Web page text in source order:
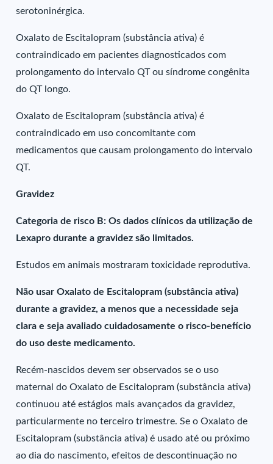
serotoninérgica.
Oxalato de Escitalopram (substância ativa) é
contraindicado em pacientes diagnosticados com
prolongamento do intervalo QT ou síndrome congênita
do QT longo.
Oxalato de Escitalopram (substância ativa) é
contraindicado em uso concomitante com
medicamentos que causam prolongamento do intervalo
QT.
Gravidez
Categoria de risco B: Os dados clínicos da utilização de
Lexapro durante a gravidez são limitados.
Estudos em animais mostraram toxicidade reprodutiva.
Não usar Oxalato de Escitalopram (substância ativa)
durante a gravidez, a menos que a necessidade seja
clara e seja avaliado cuidadosamente o risco-benefício
do uso deste medicamento.
Recém-nascidos devem ser observados se o uso
maternal do Oxalato de Escitalopram (substância ativa)
continuou até estágios mais avançados da gravidez,
particularmente no terceiro trimestre. Se o Oxalato de
Escitalopram (substância ativa) é usado até ou próximo
ao dia do nascimento, efeitos de descontinuação no